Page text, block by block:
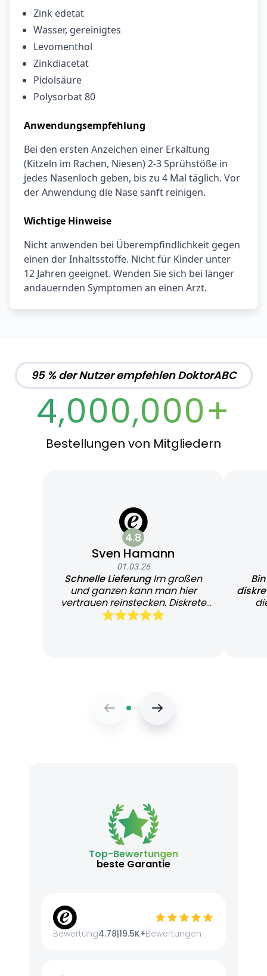
Zink edetat
Wasser, gereinigtes
Levomenthol
Zinkdiacetat
Pidolsäure
Polysorbat 80
Anwendungsempfehlung
Bei den ersten Anzeichen einer Erkältung
(Kitzeln im Rachen, Niesen) 2-3 Sprühstöße in
jedes Nasenloch geben, bis zu 4 Mal täglich. Vor
der Anwendung die Nase sanft reinigen.
Wichtige Hinweise
Nicht anwenden bei Überempfindlichkeit gegen
einen der Inhaltsstoffe. Nicht für Kinder unter
12 Jahren geeignet. Wenden Sie sich bei länger
andauernden Symptomen an einen Arzt.
95 % der Nutzer empfehlen DoktorABC
4,000,000+
Bestellungen von Mitgliedern
4.8
Sven Hamann
01.03.26
Schnelle LieferungIm großen
und ganzen kann man hier
vertrauen reinstecken. Diskrete
und schnelle Lieferung
Top-Bewertungen
beste Garantie
Bewertung4.78|19.5K+Bewertungen